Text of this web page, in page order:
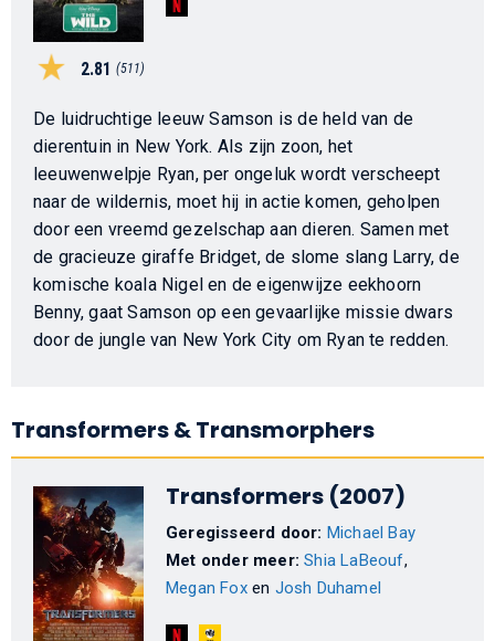
2.81 (511)
De luidruchtige leeuw Samson is de held van de
dierentuin in New York. Als zijn zoon, het
leeuwenwelpje Ryan, per ongeluk wordt verscheept
naar de wildernis, moet hij in actie komen, geholpen
door een vreemd gezelschap aan dieren. Samen met
de gracieuze giraffe Bridget, de slome slang Larry, de
komische koala Nigel en de eigenwijze eekhoorn
Benny, gaat Samson op een gevaarlijke missie dwars
door de jungle van New York City om Ryan te redden.
Transformers & Transmorphers
Transformers (2007)
Geregisseerd door: Michael Bay
Met onder meer:Shia LaBeouf,
Megan Foxen Josh Duhamel